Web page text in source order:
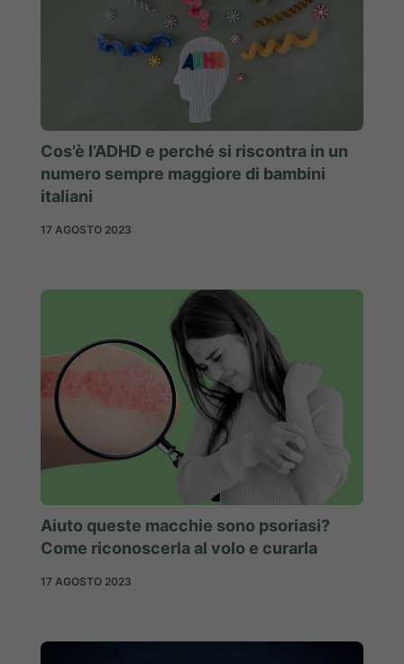
Cos’è l’ADHD e perché si riscontra in un
numero sempre maggiore di bambini
italiani
17 AGOSTO 2023
Aiuto queste macchie sono psoriasi?
Come riconoscerla al volo e curarla
17 AGOSTO 2023